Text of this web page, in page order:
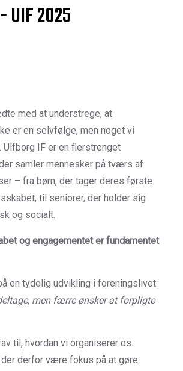
UIF 2025
med at understrege, at
er en selvfølge, men noget vi
Ulfborg IF er en flerstrenget
samler mennesker på tværs af
– fra børn, der tager deres første
til seniorer, der holder sig
og socialt.
og engagementet er fundamentet
en tydelig udvikling i foreningslivet:
men færre ønsker at forpligte
til, hvordan vi organiserer os.
derfor være fokus på at gøre